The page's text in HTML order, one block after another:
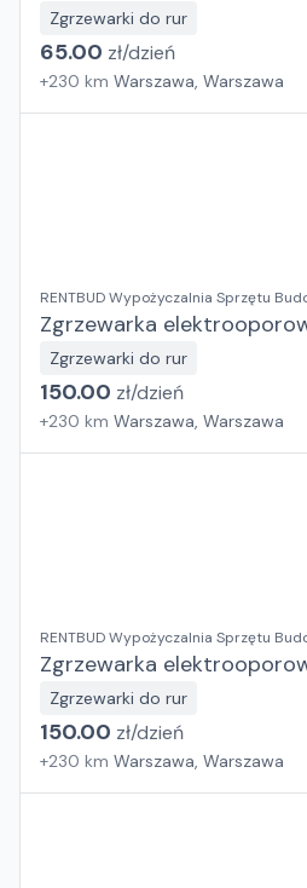
Zgrzewarki do rur
65.00 zł/dzień
+230 km Warszawa, Warszawa
RENTBUD Wypożyczalnia Sprzętu
Elektronarzędzi
Zgrzewarka
Zgrzewarki do rur
150.00 zł/dzień
+230 km Warszawa, Warszawa
RENTBUD Wypożyczalnia Sprzętu
Elektronarzędzi
Zgrzewarka
Zgrzewarki do rur
150.00 zł/dzień
+230 km Warszawa, Warszawa